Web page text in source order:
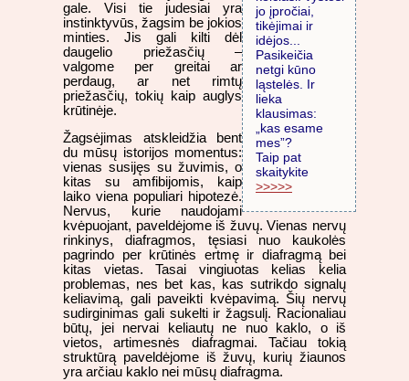
jo įpročiai,
tikėjimai ir
idėjos...
Pasikeičia
netgi kūno
ląstelės. Ir
lieka
klausimas:
„kas esame
mes”?
Taip pat
skaitykite
>>>>>
gale. Visi tie judesiai yra
instinktyvūs, žagsim be jokios
minties. Jis gali kilti dėl
daugelio priežasčių –
valgome per greitai ar
perdaug, ar net rimtų
priežasčių, tokių kaip auglys
krūtinėje.
Žagsėjimas atskleidžia bent
du mūsų istorijos momentus:
vienas susijęs su žuvimis, o
kitas su amfibijomis, kaip
laiko viena populiari hipotezė.
Nervus, kurie naudojami
kvėpuojant, paveldėjome iš žuvų. Vienas nervų
rinkinys, diafragmos, tęsiasi nuo kaukolės
pagrindo per krūtinės ertmę ir diafragmą bei
kitas vietas. Tasai vingiuotas kelias kelia
problemas, nes bet kas, kas sutrikdo signalų
keliavimą, gali paveikti kvėpavimą. Šių nervų
sudirginimas gali sukelti ir žagsulį. Racionaliau
būtų, jei nervai keliautų ne nuo kaklo, o iš
vietos, artimesnės diafragmai. Tačiau tokią
struktūrą paveldėjome iš žuvų, kurių žiaunos
yra arčiau kaklo nei mūsų diafragma.